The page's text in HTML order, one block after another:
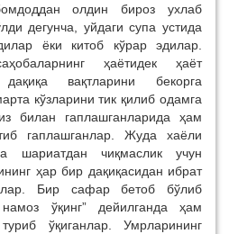
олдин бироз ухлаб
дегунча, уйдаги супа устида
ёки китоб кўрар эдилар.
ҳаётидек ҳаёт
вақтларини бекорга
кўзларини тик қилиб одамга
билан гаплашганларида ҳам
гаплашганлар. Жуда хаёли
шариатдан чиқмаслик учун
ҳар бир дақиқасидан ибрат
Бир сафар бетоб бўлиб
намоз ўқинг” дейилганда ҳам
ўқиганлар. Умрларининг